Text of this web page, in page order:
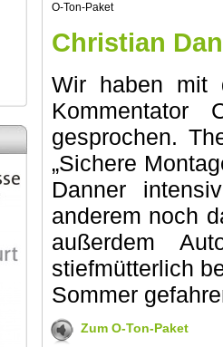
O-Ton-Paket
Christian
Wir haben mit
gesprochen.
„Sichere
Danner
anderem noch
außerdem
stiefmütterlich
Sommer
Zum O-Ton-Paket